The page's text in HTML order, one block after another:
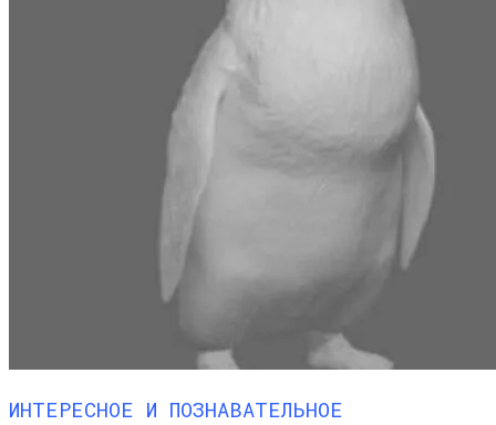
ИНТЕРЕСНОЕ И ПОЗНАВАТЕЛЬНОЕ